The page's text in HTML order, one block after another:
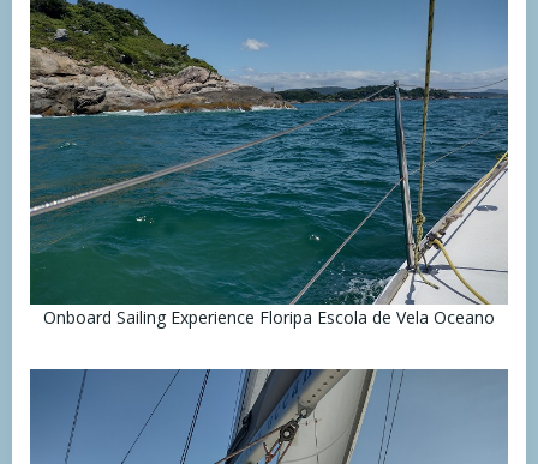
Onboard Sailing Experience Floripa Escola de Vela Oceano